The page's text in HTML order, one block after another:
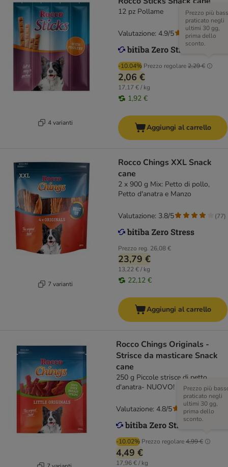
4 varianti
12 pz Pollame
-10.04% Prezzo regolare2,29 €
Prezzo più
praticato negli
ultimi 30 gg,
prima dello
sconto.
2,06 €
17,17 € / kg
1,92 €
Valutazione: 4.9/5 (15
Aggiungi al carrello
7 varianti
Rocco Chings XXL Snack
cane
2 x 900 g Mix: Petto di pollo,
Petto d'anatra e Manzo
Prezzo reg. 26,08 €
23,79 €
13,22 € / kg
22,12 €
Valutazione: 3.8/5 (77)
Aggiungi al carrello
Rocco Chings Originals -
Strisce da masticare Snack
cane
250 g Piccole strisce di petto
d'anatra- NUOVO!
-10.02% Prezzo regolare4,99 €
Prezzo più
praticato negli
ultimi 30 gg,
prima dello
sconto.
4,49 €
17,96 € / kg
Valutazione: 4.8/5 (117